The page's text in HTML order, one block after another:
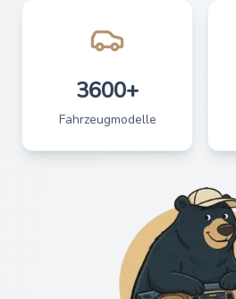
3600+
Fahrzeugmodelle